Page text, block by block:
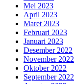
Mei 2023
April 2023
Maret 2023
Februari 2023
Januari 2023
Desember 2022
November 2022
Oktober 2022
September 2022